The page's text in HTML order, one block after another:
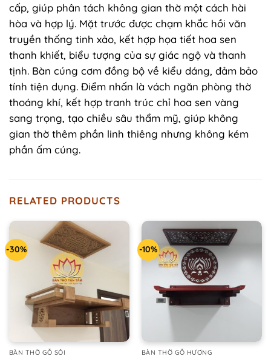
cấp, giúp phân tách không gian thờ một cách hài
hòa và hợp lý. Mặt trước được chạm khắc hồi văn
truyền thống tinh xảo, kết hợp họa tiết hoa sen
thanh khiết, biểu tượng của sự giác ngộ và thanh
tịnh. Bàn cúng cơm đồng bộ về kiểu dáng, đảm bảo
tính tiện dụng. Điểm nhấn là vách ngăn phòng thờ
thoáng khí, kết hợp tranh trúc chỉ hoa sen vàng
sang trọng, tạo chiều sâu thẩm mỹ, giúp không
gian thờ thêm phần linh thiêng nhưng không kém
phần ấm cúng.
RELATED PRODUCTS
-30%
BÀN THỜ GỖ SỒI
-10%
BÀN THỜ GỖ HƯƠNG